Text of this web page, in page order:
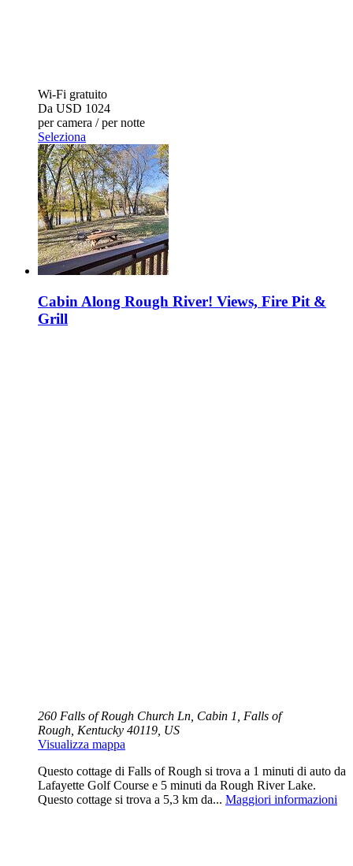
Wi-Fi gratuito
Da USD 1024
per camera / per notte
Seleziona
Cabin Along Rough River! Views, Fire Pit &
Grill
260 Falls of Rough Church Ln, Cabin 1, Falls of
Rough, Kentucky 40119, US
Visualizza mappa
Questo cottage di Falls of Rough si trova a 1 minuti di auto da
Lafayette Golf Course e 5 minuti da Rough River Lake.
Questo cottage si trova a 5,3 km da... Maggiori informazioni